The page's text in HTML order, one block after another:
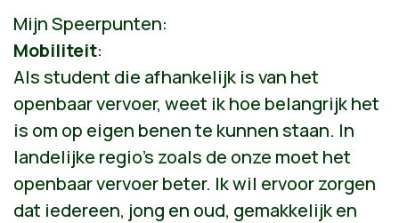
Mijn Speerpunten:
Mobiliteit:
Als student die afhankelijk is van het
openbaar vervoer, weet ik hoe belangrijk het
is om op eigen benen te kunnen staan. In
landelijke regio's zoals de onze moet het
openbaar vervoer beter. Ik wil ervoor zorgen
dat iedereen, jong en oud, gemakkelijk en